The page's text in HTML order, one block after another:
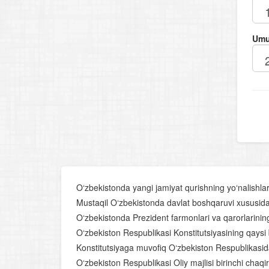
O‘zbekistonda yangi jamiyat qurishning
Mustaqil O‘zbekistonda davlat boshqaruvi
O‘zbekistonda Prezident farmonlari va
O‘zbekiston Respublikasi Konstitutsiyasining
Konstitutsiyaga muvofiq O‘zbekiston
O‘zbekiston Respublikasi Oliy majlisi birinchi